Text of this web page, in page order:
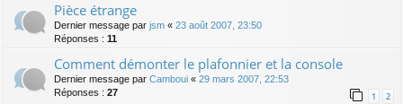
Pièce étrange
Dernier message par jsm « 23 août 2007, 23:50
Réponses : 11
Comment démonter le plafonnier et la console
Dernier message par Camboui « 29 mars 2007, 22:53
Réponses : 27 1 2